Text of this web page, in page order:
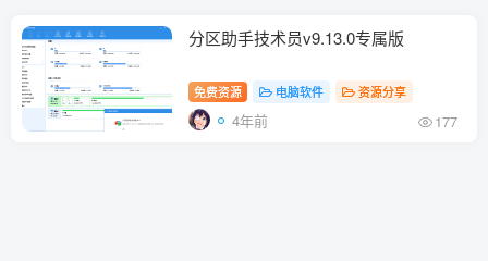
分区助手技术员v9.13.0专属版
免费资源 电脑软件 资源分享
4年前 177